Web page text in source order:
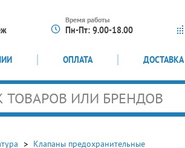
Время работы
Пн-Пт: 9.00-18.00
ОПЛАТА ДОСТАВКА
Клапаны предохранительные